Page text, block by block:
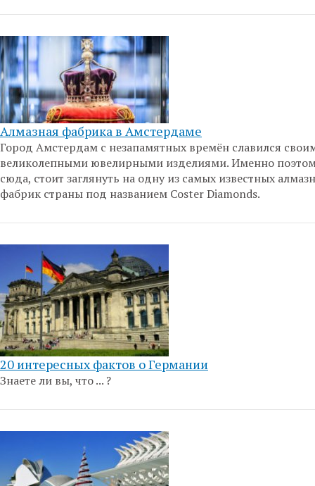
Алмазная фабрика в Амстердаме
Город Амстердам с незапамятных времён славился
великолепными ювелирными изделиями. Именно
сюда, стоит заглянуть на одну из самых известных
фабрик страны под названием Coster Diamonds.
20 интересных фактов о Германии
Знаете ли вы, что ... ?